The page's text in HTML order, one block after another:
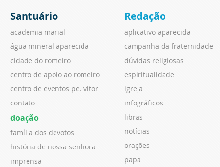
Santuário
academia marial
água mineral aparecida
cidade do romeiro
centro de apoio ao romeiro
centro de eventos pe. vitor
contato
doação
família dos devotos
história de nossa senhora
imprensa
Redação
aplicativo aparecida
campanha da fraternidade
dúvidas religiosas
espiritualidade
igreja
infográficos
libras
notícias
orações
papa